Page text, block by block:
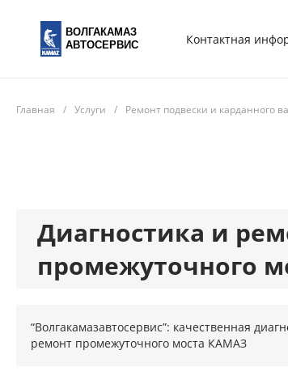
ВОЛГАКАМАЗ
АВТОСЕРВИС
Контактная
Главная / Услуги / Ремонт подвески и карданного
Диагностика и
промежуточного
“Волгакамазавтосервис”: качественная
ремонт промежуточного моста КАМАЗ